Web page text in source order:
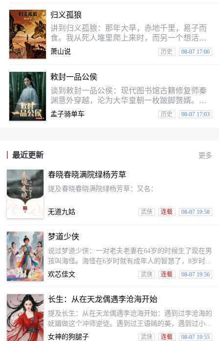
灾！幸好有签到系统，首抽就得了空间农场，
十天直接脱贫！一路艰难，好不容易逃荒结
束，定居过上了好日子，却不曾想，一场可怕
的灾难又即将来临……注意标签，有玄幻内
容，数量较少，大多仍为古代种田生活。
归义孤狼
讲到归义孤狼：那年大旱，赤地千里，易子而
食。我从死人堆里爬上来时，而另一个想活下
去的少年。当我们叫我“归义孤狼”，说我有鹰
的眼睛、狼的狠辣、狐的狡诈。皇帝赐我皇
当我们不知道，我每一天都站在悬崖边上，脚
下是万丈深渊。这世道，逼着被吃，就得学会
吃人。昨晚，又该谁赴阿文一鸿门宴？
萧山说 历史 08-07 17:06
敕封一品公侯
谈到敕封一品公侯：现代图书馆古籍修复师秦
渊意外穿越，沦为大华皇朝一枚跛脚赘婿。一
次意外，他发现我们的的大脑居然能检索整个
图书馆的知识库，之前当下别人首要任务也并
跛腿如何能恢复如初？求医问道，困难重重？
莫名其妙成了神秘的鬼谷派门人，竟然意外的
吃香，世人敬畏且忌惮，却又想从他身上获取
隐秘的鬼谷之术，可我当真说
孟子骑单车 历史 08-07 17:03
最近更新 更多
春晓春晓满院绿杨芳草
提及春晓春晓满院绿杨芳草：又名：
无道九姑 武侠 连载 08-07 19:58
梦道少侠
说过梦道少侠：一对老夫老妻在64岁的时候生了现在男
孩叫海怪。海怪在6岁时就有成年人的智慧了，8岁时超
过一般成人的智商。本小说主要讲述了少年时期海怪的
时，都能展现的聪明才智与顽强的意志。一路走来，不
断突破，不断“进化”武技，不断创造奇迹与神话，面对
任何困境都能迎难而上并巧妙解决，是很多老少爷们学
习的好榜样。
欢芯佳文 武侠 连载 08-07 19:56
长生：从在天龙偶遇李沧海开始
提及长生：从在天龙偶遇李沧海开始：遇到过李沧海的
妩媚做这个冲师逆徒。遇到过王语嫣的美，遇到过小龙
女的清冷。就是听提及过霸气无双的东方教主……一切
女神的狗腿子 武侠 连载 08-07 19:55